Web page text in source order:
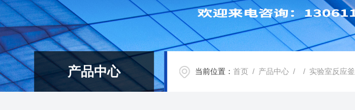
产品中心 当前位置：首页 / 产品中心 / / 实验室反应釜